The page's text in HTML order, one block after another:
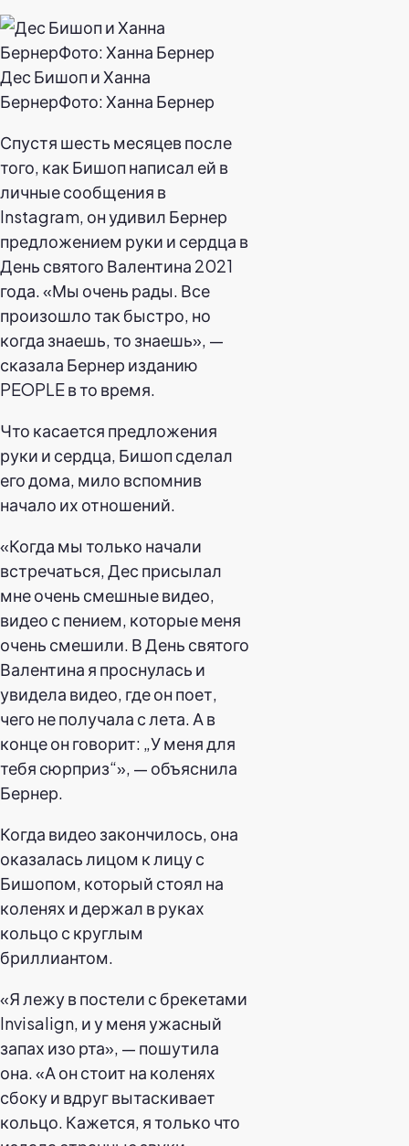
Дес Бишоп и Ханна
БернерФото: Ханна Бернер
Спустя шесть месяцев после
того, как Бишоп написал ей в
личные сообщения в
Instagram, он удивил Бернер
предложением руки и сердца в
День святого Валентина 2021
года. «Мы очень рады. Все
произошло так быстро, но
когда знаешь, то знаешь», —
сказала Бернер изданию
PEOPLE в то время.
Что касается предложения
руки и сердца, Бишоп сделал
его дома, мило вспомнив
начало их отношений.
«Когда мы только начали
встречаться, Дес присылал
мне очень смешные видео,
видео с пением, которые меня
очень смешили. В День святого
Валентина я проснулась и
увидела видео, где он поет,
чего не получала с лета. А в
конце он говорит: „У меня для
тебя сюрприз“», — объяснила
Бернер.
Когда видео закончилось, она
оказалась лицом к лицу с
Бишопом, который стоял на
коленях и держал в руках
кольцо с круглым
бриллиантом.
«Я лежу в постели с брекетами
Invisalign, и у меня ужасный
запах изо рта», — пошутила
она. «А он стоит на коленях
сбоку и вдруг вытаскивает
кольцо. Кажется, я только что